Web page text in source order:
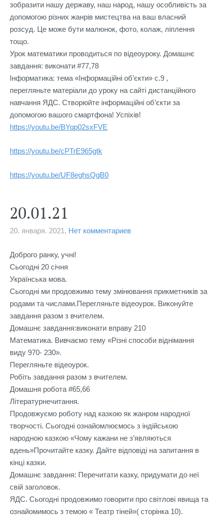
зобразити нашу державу, наш народ, нашу особливість за
допомогою різних жанрів мистецтва на ваш власний
розсуд. Це може бути малюнок, фото, колаж, ліплення
тощо.
Урок математики проводиться по відеоуроку. Домашнє
завдання: виконати #77,78
Інформатика: тема «Інформаційні об’єкти» с.9 ,
перегляньте матеріали до уроку на сайті дистанційного
навчання ЯДС. Створюйте інформаційні об’єкти за
допомогою вашого смартфона! Успіхів!
https://youtu.be/BYqp02sxFVE
https://youtu.be/cPTrE965gtk
https://youtu.be/UF8eghsQgB0
20.01.21
20. января. 2021, Нет комментариев
Доброго ранку, учні!
Сьогодні 20 січня
Українська мова.
Сьогодні ми продовжимо тему змінювання прикметників за
родами та числами.Перегляньте відеоурок. Виконуйте
завдання разом з вчителем.
Домашнє завдання:виконати вправу 210
Математика. Вивчаємо тему «Різні способи віднімання
виду 970- 230».
Перегляньте відеоурок.
Робіть завдання разом з вчителем.
Домашня робота #65,66
Літературнечитання.
Продовжуємо роботу над казкою як жанром народної
творчості. Сьогодні ознайомлюємось з індійською
народною казкою «Чому кажани не з’являються
вдень»Прочитайте казку. Дайте відповіді на запитання в
кінці казки.
Домашнє завдання: Перечитати казку, придумати до неї
свій заголовок.
ЯДС. Сьогодні продовжимо говорити про світлові явища та
ознайомимось з темою « Театр тіней»( сторінка 10).